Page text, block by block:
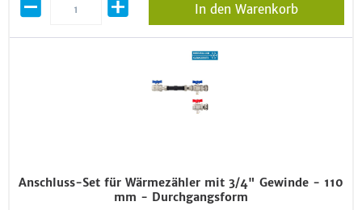
In den Warenkorb
Anschluss-Set für Wärmezähler mit 3/4" Gewinde - 110
mm - Durchgangsform